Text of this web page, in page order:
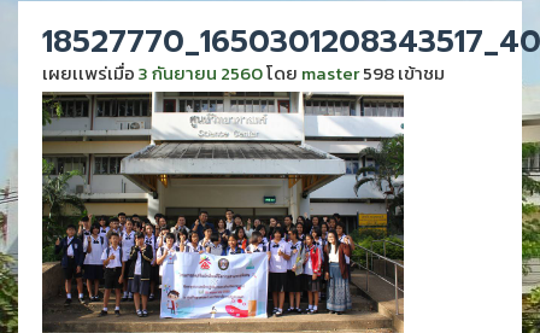
เผยเเพร่เมื่อ3 กันยายน 2560โดย master598 เข้าชม